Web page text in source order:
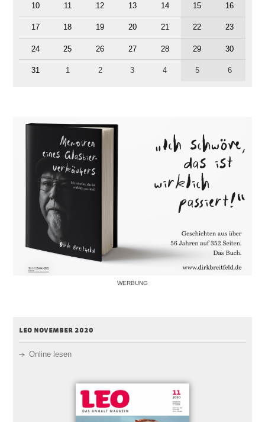
10 11 12 13 14 15 16
17 18 19 20 21 22 23
24 25 26 27 28 29 30
31 1 2 3 4 5 6
WERBUNG
leo november 2020
Online lesen